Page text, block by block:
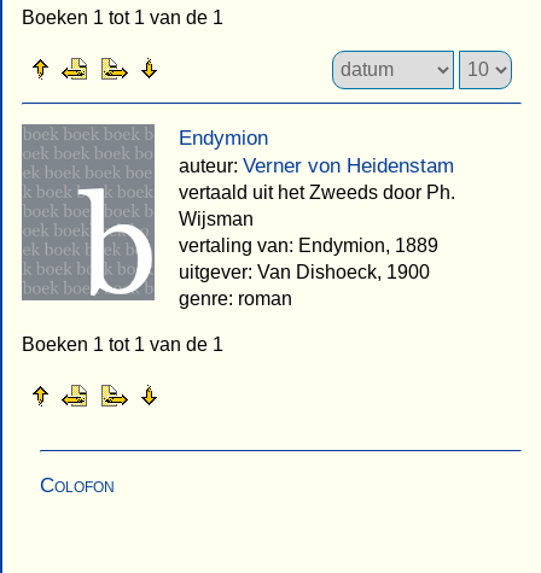
Boeken 1 tot 1 van de 1
Endymion
auteur: Verner von Heidenstam
vertaald uit het Zweeds door Ph.
Wijsman
vertaling van: Endymion, 1889
uitgever: Van Dishoeck, 1900
genre: roman
Boeken 1 tot 1 van de 1
Colofon